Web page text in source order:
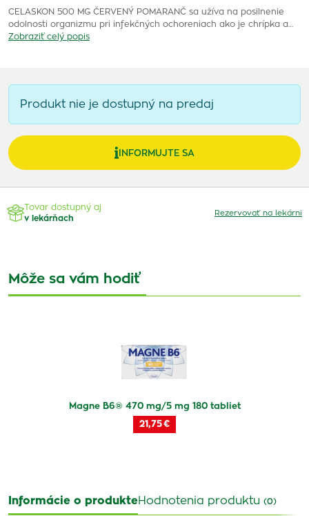
CELASKON 500 MG ČERVENÝ POMARANČ sa užíva na posilnenie
odolnosti organizmu pri infekčných ochoreniach ako je chrípka a…
Zobraziť celý popis
Produkt nie je dostupný na predaj
INFORMUJTE SA
Tovar dostupný aj
v lekárňach
Rezervovať na lekárni
Môže sa vám hodiť
Magne B6® 470 mg/5 mg 180 tabliet
21,75 €
Informácie o produkteHodnotenia produktu (0)